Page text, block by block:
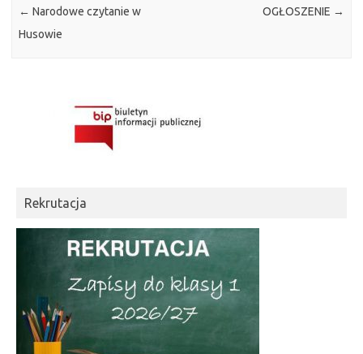
← Narodowe czytanie w
Husowie
OGŁOSZENIE →
Rekrutacja